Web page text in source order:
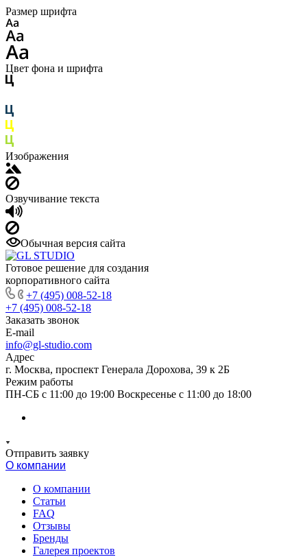
Размер шрифта
Цвет фона и шрифта
Изображения
Озвучивание текста
Обычная версия сайта
Готовое решение для создания
корпоративного сайта
+7 (495) 008-52-18
+7 (495) 008-52-18
Заказать звонок
E-mail
info@gl-studio.com
Адрес
г. Москва, проспект Генерала Дорохова, 39 к 2Б
Режим работы
ПН-СБ с 11:00 до 19:00 Воскресенье с 11:00 до 18:00
Отправить заявку
О компании
О компании
Статьи
FAQ
Отзывы
Бренды
Галерея проектов